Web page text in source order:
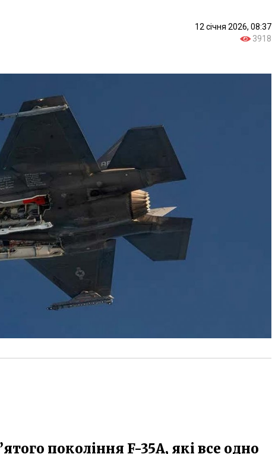
12 січня 2026, 08:37
3918
покоління F-35A, які все одно